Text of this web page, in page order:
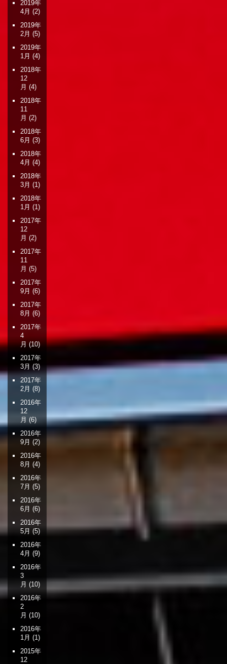
2019年
4月 (2)
2019年
2月 (5)
2019年
1月 (4)
2018年
12
月 (4)
2018年
11
月 (2)
2018年
6月 (3)
2018年
4月 (4)
2018年
3月 (1)
2018年
1月 (1)
2017年
12
月 (2)
2017年
11
月 (5)
2017年
9月 (6)
2017年
8月 (6)
2017年
4
月(10)
2017年
3月 (3)
2017年
2月 (8)
2016年
12
月 (6)
2016年
9月 (2)
2016年
8月 (4)
2016年
7月 (5)
2016年
6月 (6)
2016年
5月 (5)
2016年
4月 (9)
2016年
3
月 (10)
2016年
2
月 (10)
2016年
1月 (1)
2015年
12